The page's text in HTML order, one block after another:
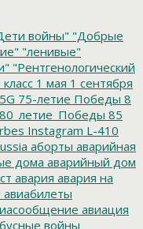
войны" "Добрые
"ленивые"
"Рентгенологический
класс 1 мая 1 сентября
5G 75-летие Победы 8
80_летие_Победы 85
Instagram L-410
аборты аварийная
дома аварийный дом
авария авария на
авиабилеты
авиация
войны